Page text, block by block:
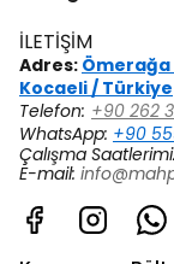
İLETİŞİM
Adres: Ömerağa
Kocaeli / Türkiye
Telefon: +90 262
WhatsApp: +90
Çalışma
E-mail: